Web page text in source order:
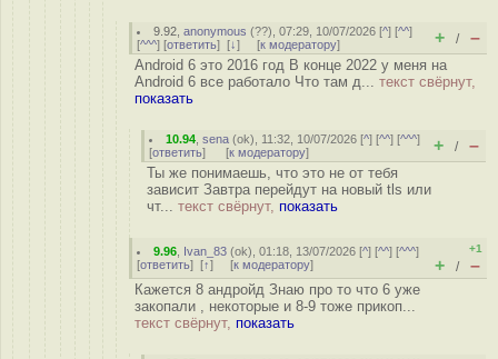
9.92 ,anonymous (??), 07:29, 10/07/2026 [^] [^^]
[^^^] [ответить] [↓] [к модератору] + / –
Android 6 это 2016 год В конце 2022 у меня на
Android 6 все работало Что там д... текст свёрнут,
показать
10.94 ,sena (ok), 11:32, 10/07/2026 [^] [^^] [^^^]
[ответить] [к модератору] + / –
Ты же понимаешь, что это не от тебя
зависит Завтра перейдут на новый tls или
чт... текст свёрнут, показать
9.96 Ivan_83 (ok), 01:18, 13/07/2026 [^] [^^] [^^^]
[ответить] [↑] [к модератору]
+1
+ / –
Кажется 8 андройд Знаю про то что 6 уже
закопали , некоторые и 8-9 тоже прикоп...
текст свёрнут, показать